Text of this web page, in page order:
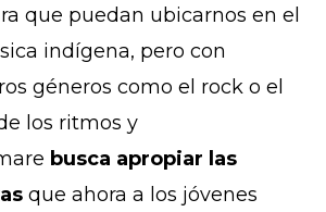
que puedan ubicarnos en el
indígena, pero con
géneros como el rock o el
los ritmos y
busca apropiar las
que ahora a los jóvenes